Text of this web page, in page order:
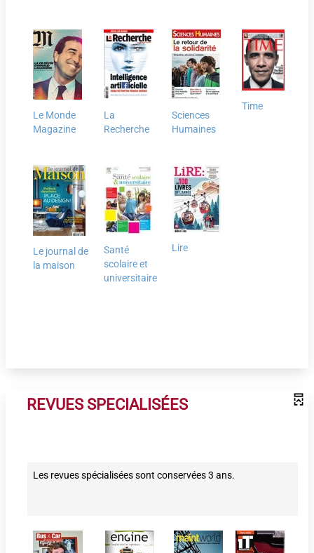
Le Monde
Magazine
La
Recherche
Sciences
Humaines
Time
Le journal de
la maison
Santé
scolaire et
universitaire
Lire
REVUES SPECIALISÉES
Les revues spécialisées sont conservées 3 ans.